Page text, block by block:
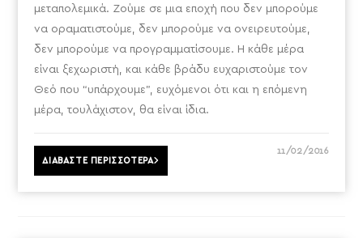
μεταπολεμικά. Ζούμε σε μια εποχή που δεν μπορούμε
να οραματιστούμε, δεν μπορούμε να ονειρευτούμε,
δεν μπορούμε να προγραμματίσουμε. Η κάθε μέρα
είναι ξεχωριστή, και κάθε βράδυ ευχαριστούμε τον
Θεό που “υπάρχουμε”, ευχόμενοι ότι και η επόμενη
μέρα, τουλάχιστον, θα είναι ίδια.
ΔΙΑΒΑΣΤΕ ΠΕΡΙΣΣΟΤΕΡΑ
11/02/2016